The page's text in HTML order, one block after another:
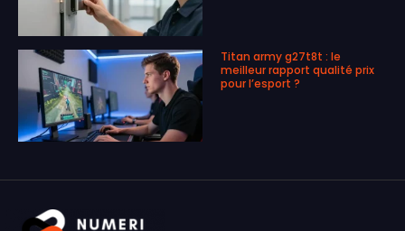
Titan army g27t8t : le
meilleur rapport qualité prix
pour l’esport ?